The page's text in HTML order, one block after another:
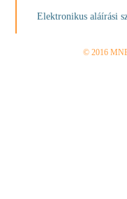
Elektronikus aláírási
© 2016